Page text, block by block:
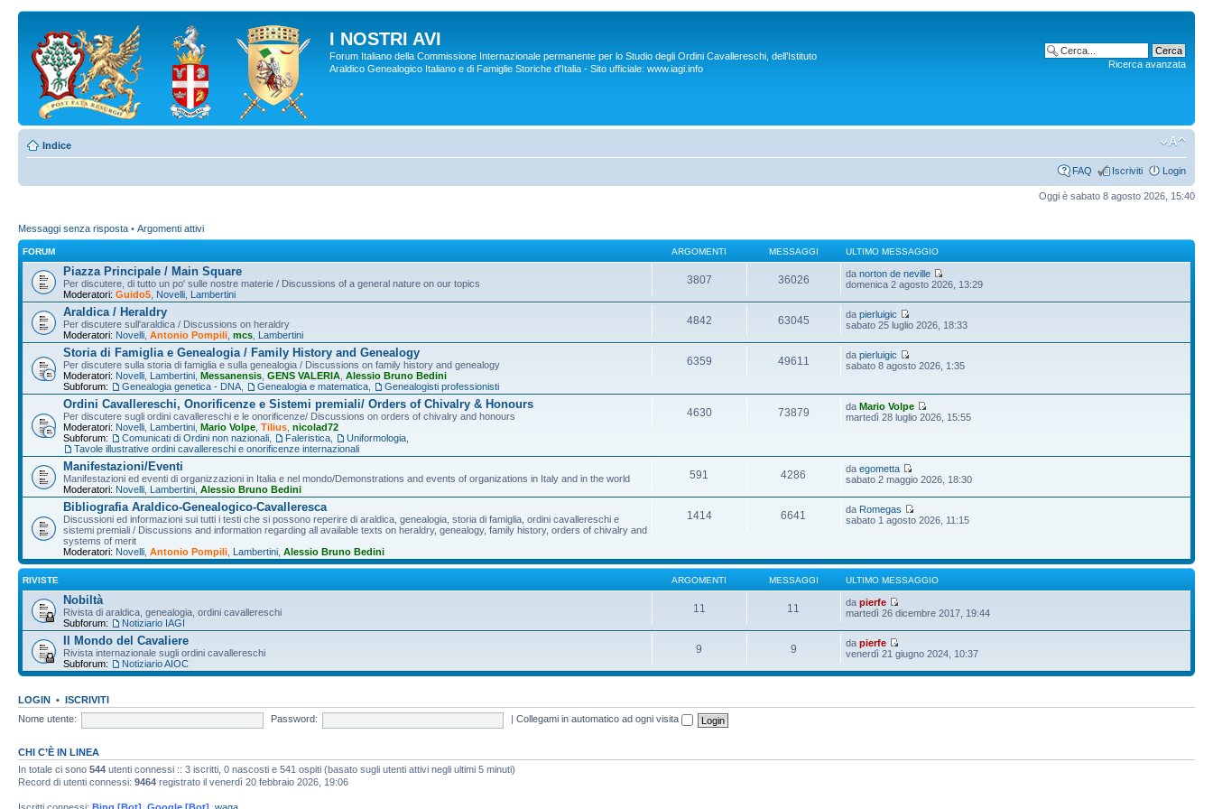
I NOSTRI AVI
Forum Italiano della Commissione Internazionale permanente per lo Studio degli Ordini Cavallereschi, dell’Istituto
Araldico Genealogico Italiano e di Famiglie Storiche d'Italia - Sito ufficiale: www.iagi.info
Ricerca avanzata
Indice
FAQ Iscriviti Login
Oggi è sabato 8 agosto 2026, 15:40
Messaggi senza risposta • Argomenti attivi
FORUM ARGOMENTI MESSAGGI ULTIMO MESSAGGIO
Piazza Principale / Main Square
Per discutere, di tutto un po' sulle nostre materie / Discussions of a general nature on our topics
Moderatori: Guido5 Novelli Lambertini
3807 36026 danorton de neville
domenica 2 agosto 2026, 13:29
Araldica / Heraldry
Per discutere sull'araldica / Discussions on heraldry
Moderatori: Novelli Antonio Pompili mcs Lambertini
4842 63045 dapierluigic
sabato 25 luglio 2026, 18:33
Storia di Famiglia e Genealogia / Family History and Genealogy
Per discutere sulla storia di famiglia e sulla genealogia / Discussions on family history and genealogy
Moderatori: Novelli Lambertini Messanensis GENS VALERIA Alessio Bruno Bedini
Subforum:
Genealogia genetica - DNA Genealogia e matematica Genealogisti professionisti
6359 49611 dapierluigic
sabato 8 agosto 2026, 1:35
Ordini Cavallereschi, Onorificenze e Sistemi premiali/ Orders of Chivalry & Honours
Per discutere sugli ordini cavallereschi e le onorificenze/ Discussions on orders of chivalry and honours
Moderatori: Novelli Lambertini Mario Volpe Tilius nicolad72
Subforum:
Comunicati di Ordini non nazionali Faleristica Uniformologia
Tavole illustrative ordini cavallereschi e onorificenze internazionali
4630 73879 daMario Volpe
martedì 28 luglio 2026, 15:55
Manifestazioni/Eventi
Manifestazioni ed eventi di organizzazioni in Italia e nel mondo/Demonstrations and events of organizations in Italy and in the world
Moderatori: Novelli Lambertini Alessio Bruno Bedini
591 4286 daegometta
sabato 2 maggio 2026, 18:30
Bibliografia Araldico-Genealogico-Cavalleresca
Discussioni ed informazioni sui tutti i testi che si possono reperire di araldica, genealogia, storia di famiglia, ordini cavallereschi e
sistemi premiali / Discussions and information regarding all available texts on heraldry, genealogy, family history, orders of chivalry and
systems of merit
Moderatori: Novelli Antonio Pompili Lambertini Alessio Bruno Bedini
1414 6641 da Romegas
sabato 1 agosto 2026, 11:15
RIVISTE ARGOMENTI MESSAGGI ULTIMO MESSAGGIO
Nobiltà
Rivista di araldica, genealogia, ordini cavallereschi
Subforum:
Notiziario IAGI
11 11 dapierfe
martedì 26 dicembre 2017, 19:44
Il Mondo del Cavaliere
Rivista internazionale sugli ordini cavallereschi
Subforum:
Notiziario AIOC
9 9 dapierfe
venerdì 21 giugno 2024, 10:37
LOGIN • ISCRIVITI
Nome utente:
Password: |Collegami in automatico ad ogni visita
CHI C’È IN LINEA
In totale ci sono 544 utenti connessi :: 3 iscritti, 0 nascosti e 541 ospiti (basato sugli utenti attivi negli ultimi 5 minuti)
Record di utenti connessi: 9464 registrato il venerdì 20 febbraio 2026, 19:06
Iscritti connessi: Bing [Bot] Google [Bot] waga